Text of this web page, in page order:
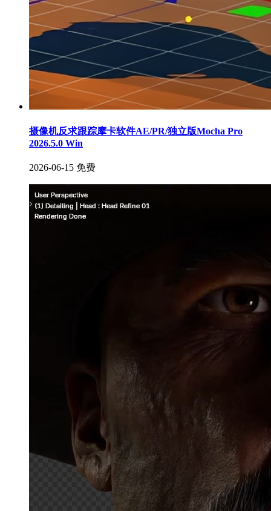
摄像机反求跟踪摩卡软件AE/PR/独立版Mocha Pro
2026.5.0 Win
2026-06-15 免费